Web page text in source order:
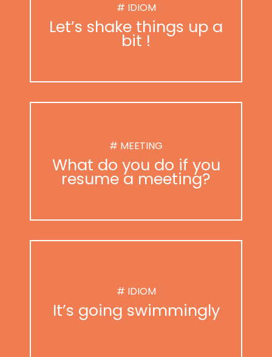
# IDIOM
Let’s shake things up a
bit !
# MEETING
What do you do if you
resume a meeting?
# IDIOM
It’s going swimmingly